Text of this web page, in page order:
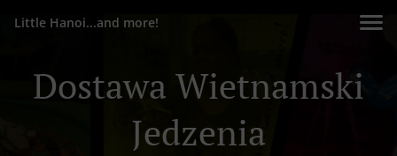
Little Hanoi...and more!
Dostawa Wietnamski
Jedzenia